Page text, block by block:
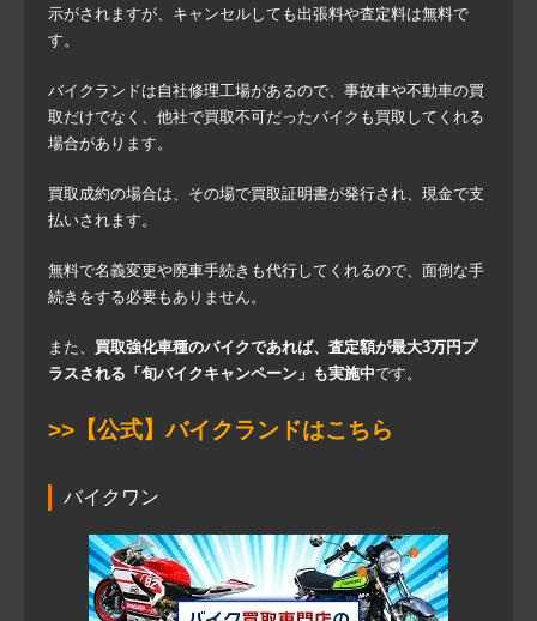
示がされますが、キャンセルしても出張料や査定料は無料で
す。
バイクランドは自社修理工場があるので、事故車や不動車の買
取だけでなく、他社で買取不可だったバイクも買取してくれる
場合があります。
買取成約の場合は、その場で買取証明書が発行され、現金で支
払いされます。
無料で名義変更や廃車手続きも代行してくれるので、面倒な手
続きをする必要もありません。
また、 買取強化車種のバイクであれば、査定額が最大3万円プ
ラスされる「旬バイクキャンペーン」も実施中です。
>>【公式】バイクランドはこちら
バイクワン